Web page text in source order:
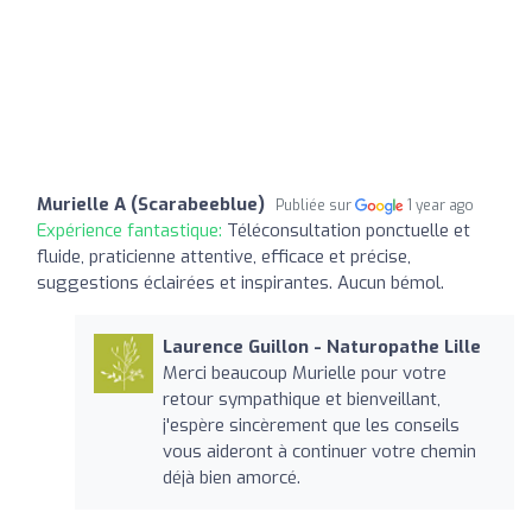
Murielle A (Scarabeeblue) Publiée sur 1 year ago
Expérience fantastique: Téléconsultation ponctuelle et
fluide, praticienne attentive, efficace et précise,
suggestions éclairées et inspirantes. Aucun bémol.
Laurence Guillon - Naturopathe Lille
Merci beaucoup Murielle pour votre
retour sympathique et bienveillant,
j'espère sincèrement que les conseils
vous aideront à continuer votre chemin
déjà bien amorcé.